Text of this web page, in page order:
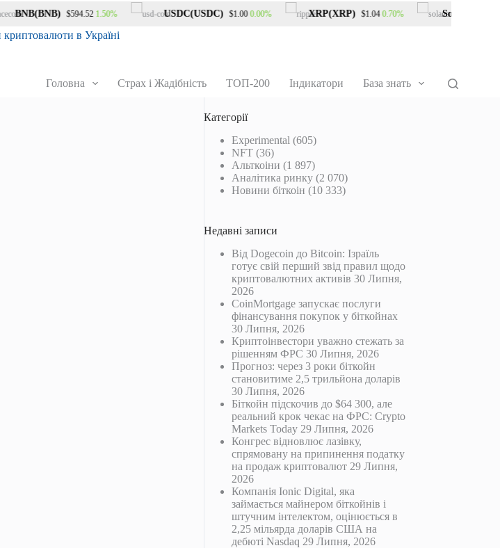
BNB(BNB) $594.52 1.50% USDC(USDC) $1.00 0.00% XRP(XRP) $1.04 0.70% Solana(SOL)
Головна Страх і Жадібність ТОП-200 Індикатори База знать
Категорії
Experimental (605)
NFT (36)
Альткоіни (1 897)
Аналітика ринку (2 070)
Новини біткоін (10 333)
Недавні записи
Від Dogecoin до Bitcoin: Ізраїль
готує свій перший звід правил щодо
криптовалютних активів 30 Липня,
2026
CoinMortgage запускає послуги
фінансування покупок у біткойнах
30 Липня, 2026
Криптоінвестори уважно стежать за
рішенням ФРС 30 Липня, 2026
Прогноз: через 3 роки біткойн
становитиме 2,5 трильйона доларів
30 Липня, 2026
Біткойн підскочив до $64 300, але
реальний крок чекає на ФРС: Crypto
Markets Today 29 Липня, 2026
Конгрес відновлює лазівку,
спрямовану на припинення податку
на продаж криптовалют 29 Липня,
2026
Компанія Ionic Digital, яка
займається майнером біткойнів і
штучним інтелектом, оцінюється в
2,25 мільярда доларів США на
дебюті Nasdaq 29 Липня, 2026